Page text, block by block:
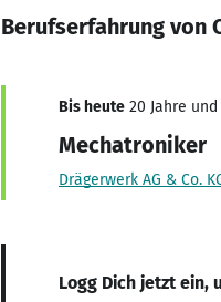
Berufserfahrung von
Bis heute 20 Jahre
Mechatroniker
Drägerwerk AG & Co.
Logg Dich jetzt ein,